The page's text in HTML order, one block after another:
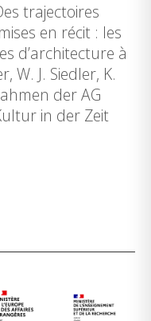
trajectoires
en récit : les
d’architecture à
W. J. Siedler, K.
der AG
in der Zeit